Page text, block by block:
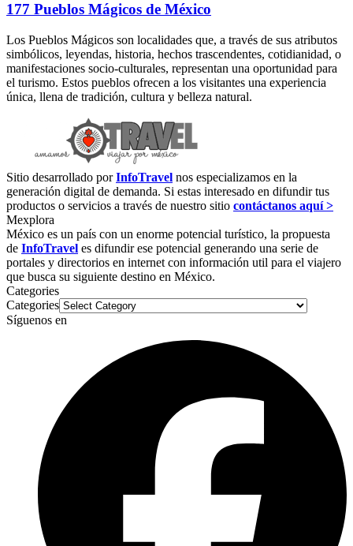
177 Pueblos Mágicos de México
Los Pueblos Mágicos son localidades que, a través de sus atributos
simbólicos, leyendas, historia, hechos trascendentes, cotidianidad, o
manifestaciones socio-culturales, representan una oportunidad para
el turismo. Estos pueblos ofrecen a los visitantes una experiencia
única, llena de tradición, cultura y belleza natural.
Sitio desarrollado porInfoTravel nos especializamos en la
generación digital de demanda. Si estas interesado en difundir tus
productos o servicios a través de nuestro sitio contáctanos aquí >
Mexplora
México es un país con un enorme potencial turístico, la propuesta
de InfoTravel es difundir ese potencial generando una serie de
portales y directorios en internet con información util para el viajero
que busca su siguiente destino en México.
Categories
Categories
Síguenos en